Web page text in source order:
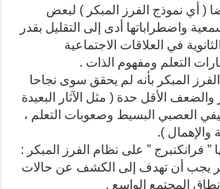
( أي نموذج الفرز المبكر ) لبعض
واضطراباتها أدى إلى التقليل بقدر
في العلاقات الاجتماعية
التعلم ومفهوم الذات .
المبكر بأنه لم يحقق سوى نجاحا
الأقل حدة ( مثل الآثار البعيدة
العصبي البسيط وصعوبات التعلم ،
والإهمال ).
فرانكنبرج ” على نظام الفرز المبكر :
يجب أن تهدف إلى الكشف عن حالات
المجتمع الواسع .